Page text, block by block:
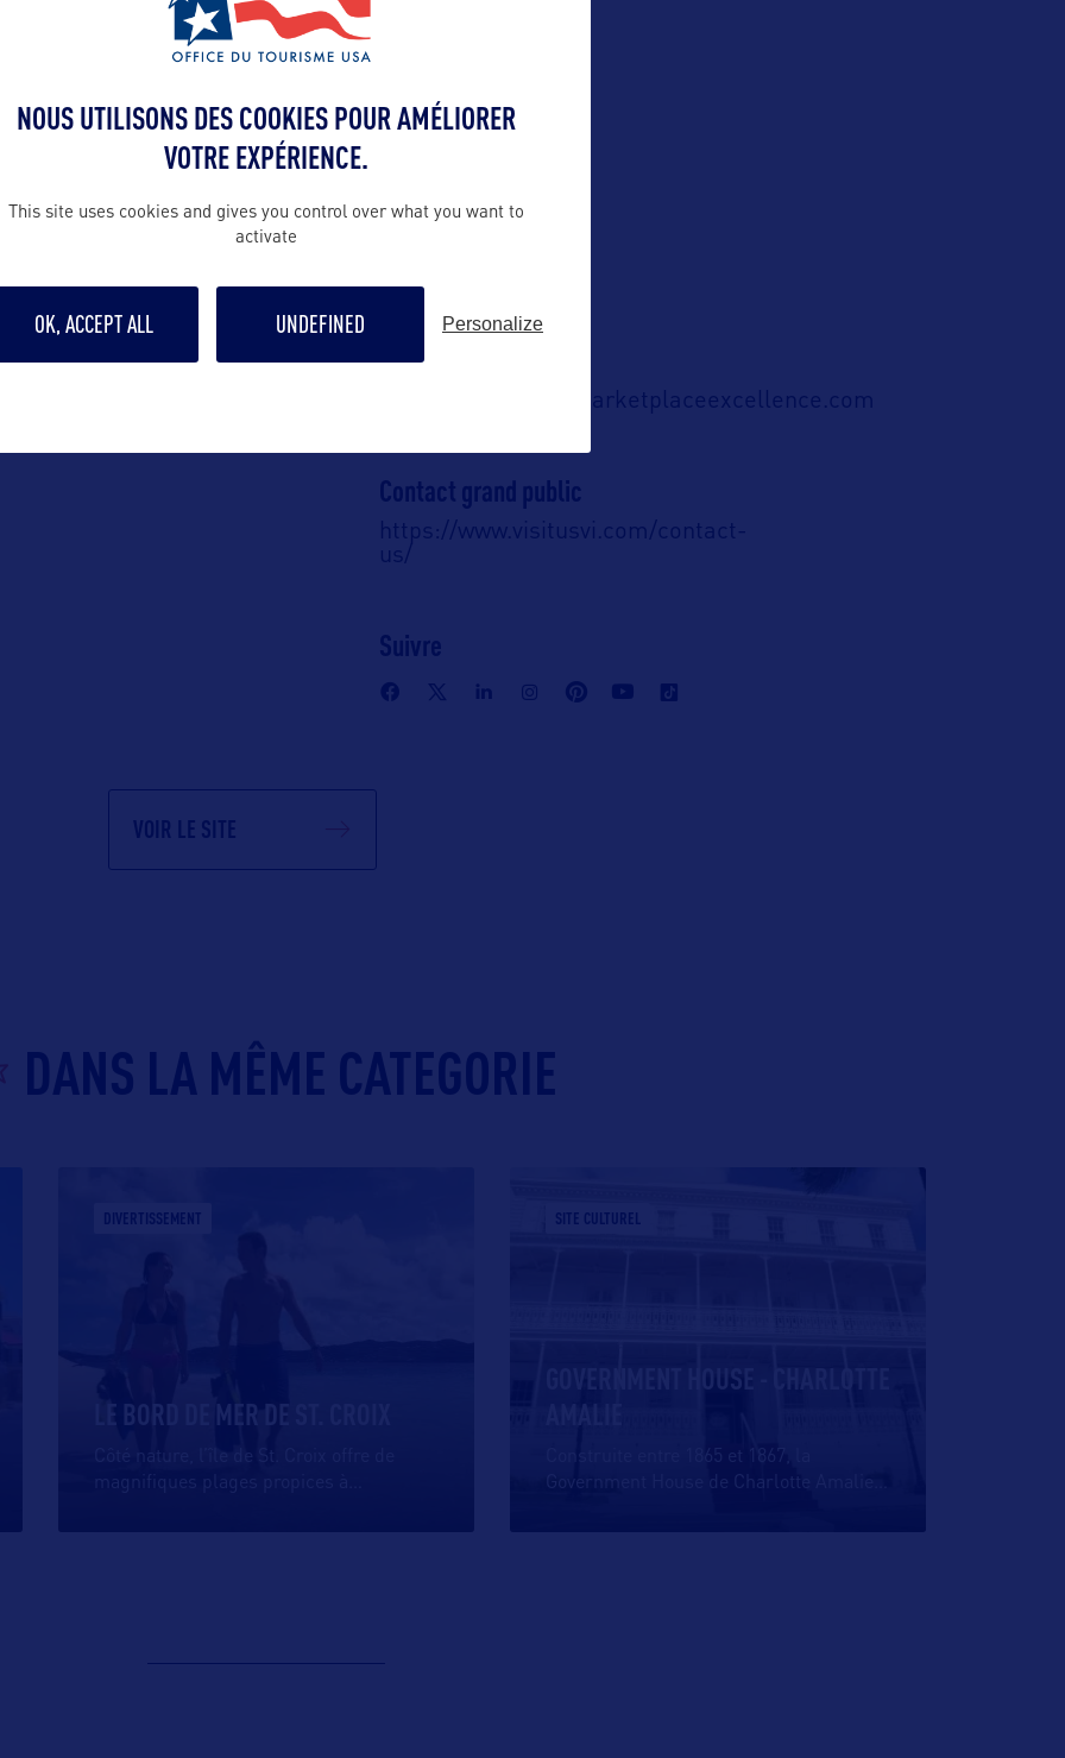
ALLEZ PLUS LOIN
Contact presse
USVIPressRoom@marketplaceexcellence.com
Contact grand public
https://www.visitusvi.com/contact-
us/
Suivre
VOIR LE SITE
DANS LA MÊME CATEGORIE
DIVERTISSEMENT
LE BORD DE MER DE ST. CROIX
SITE CULTUREL
Government House de Charlotte Amalie
NOUS UTILISONS DES COOKIES POUR AMÉLIORER
VOTRE EXPÉRIENCE.
This site uses cookies and gives you control over what you want to
activate
OK, ACCEPT ALL UNDEFINED Personalize